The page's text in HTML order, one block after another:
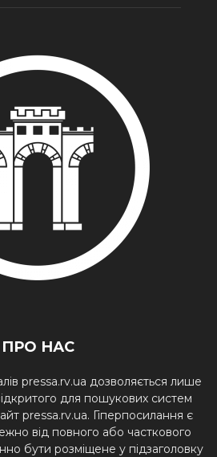
ПРО НАС
pressa.rv.ua дозволяється лише
для пошукових систем
pressa.rv.ua. Гіперпосилання є
від повного або часткового
бути розміщене у підзаголовку